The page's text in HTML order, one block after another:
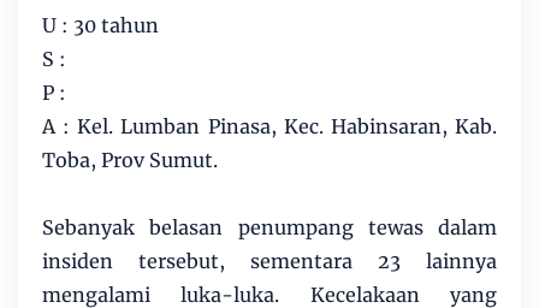
U : 30 tahun
S :
P :
A : Kel. Lumban Pinasa, Kec. Habinsaran, Kab.
Toba, Prov Sumut.
Sebanyak belasan penumpang tewas dalam
insiden tersebut, sementara 23 lainnya
mengalami luka-luka. Kecelakaan yang